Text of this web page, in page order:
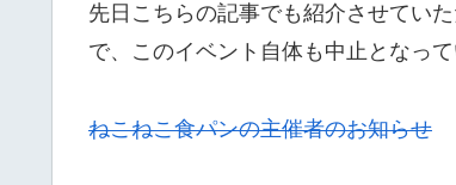
先日こちらの記事でも紹介させてい
で、このイベント自体も中止となって
ねこねこ食パンの主催者のお知らせ